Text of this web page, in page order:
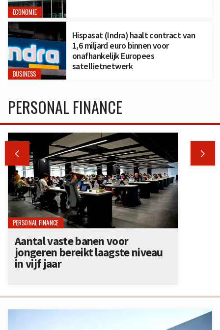
ECONOMIE
BUSINESS
Hispasat (Indra) haalt contract van
1,6 miljard euro binnen voor
onafhankelijk Europees
satellietnetwerk
PERSONAL FINANCE
 
PERSONAL FINANCE
Aantal vaste banen voor
jongeren bereikt laagste niveau
in vijf jaar